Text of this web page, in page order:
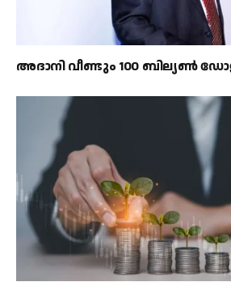
അദാനി വീണ്ടും 100 ബില്യൺ